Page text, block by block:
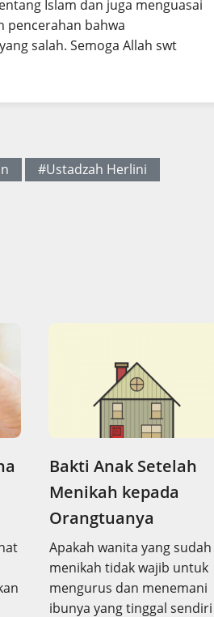
Islam dan juga menguasai
pencerahan bahwa
salah. Semoga Allah swt
#Ustadzah Herlini
Bakti Anak Setelah
Menikah kepada
Orangtuanya
Apakah wanita yang sudah
menikah tidak wajib untuk
mengurus dan menemani
ibunya yang tinggal sendiri